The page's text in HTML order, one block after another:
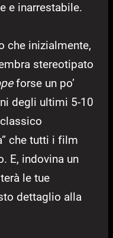
e inarrestabile.
che inizialmente,
stereotipato
forse un po’
degli ultimi 5-10
che tutti i film
E, indovina un
le tue
dettaglio alla